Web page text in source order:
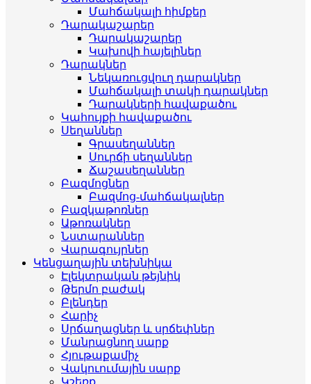
Մահճակալի հիմքեր
Դարակաշարեր
Դարակաշարեր
Կախովի հայելիներ
Դարակներ
Նեկառուցվուղ դարակներ
Մահճակալի տակի դարակներ
Դարակների հավաքածու
Կահույքի հավաքածու
Սեղաններ
Գրասեղաններ
Սուրճի սեղաններ
Ճաշասեղաններ
Բազմոցներ
Բազմոց-մահճակալներ
Բազկաթոռներ
Աթոռակներ
Նստարաններ
Վարագույրներ
Կենցաղային տեխնիկա
Էլեկտրական թեյնիկ
Թերմո բաժակ
Բլենդեր
Հարիչ
Սրճաղացներ և սրճեփներ
Մանրացնող սարք
Հյութաքամիչ
Վակուումային սարք
Կշեռք